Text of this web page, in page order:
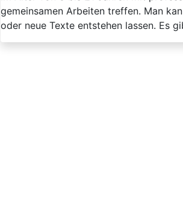
gemeinsamen Arbeiten treffen. Man
oder neue Texte entstehen lassen. Es